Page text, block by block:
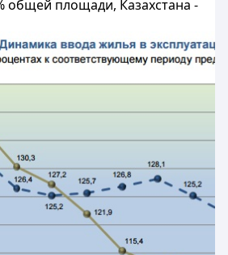
общей площади, Казахстана -